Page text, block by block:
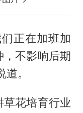
正在加班加
，不影响后期
。
花培育行业